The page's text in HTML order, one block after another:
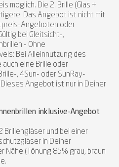
möglich. Die 2. Brille (Glas +
Das Angebot ist nicht mit
Angeboten oder
bei Gleitsicht-,
- Ohne
Bei Alleinnutzung des
eine Brille oder
, 4Sun- oder SunRay-
Angebot ist nur in Deiner
inklusive-Angebot
Brillengläser und bei einer
in Deiner
Nähe (Tönung 85% grau, braun